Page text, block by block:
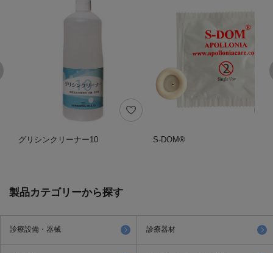
グリシンクリーナー10 S-DOM®
製品カテゴリーから探す
診療設備・器械 診療器材